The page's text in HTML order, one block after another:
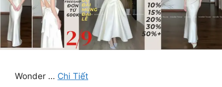
Wonder … Chi Tiết